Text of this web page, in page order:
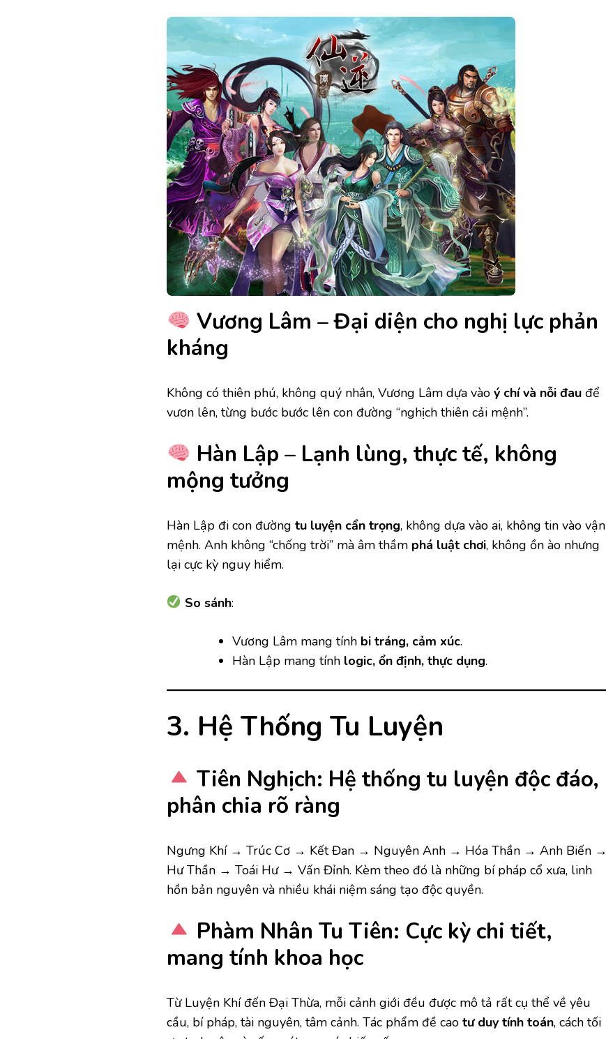
Vương Lâm – Đại diện cho nghị lực phản
kháng
Không có thiên phú, không quý nhân, Vương Lâm dựa vào ý chí và nỗi đau để
vươn lên, từng bước bước lên con đường “nghịch thiên cải mệnh”.
Hàn Lập – Lạnh lùng, thực tế, không
mộng tưởng
Hàn Lập đi con đường tu luyện cẩn trọng, không dựa vào ai, không tin vào vận
mệnh. Anh không “chống trời” mà âm thầm phá luật chơi, không ồn ào nhưng
lại cực kỳ nguy hiểm.
So sánh:
Vương Lâm mang tính bi tráng, cảm xúc.
Hàn Lập mang tính logic, ổn định, thực dụng.
3. Hệ Thống Tu Luyện
Tiên Nghịch: Hệ thống tu luyện độc đáo,
phân chia rõ ràng
Ngưng Khí → Trúc Cơ → Kết Đan → Nguyên Anh → Hóa Thần → Anh Biến →
Hư Thần → Toái Hư → Vấn Đỉnh. Kèm theo đó là những bí pháp cổ xưa, linh
hồn bản nguyên và nhiều khái niệm sáng tạo độc quyền.
Phàm Nhân Tu Tiên: Cực kỳ chi tiết,
mang tính khoa học
Từ Luyện Khí đến Đại Thừa, mỗi cảnh giới đều được mô tả rất cụ thể về yêu
cầu, bí pháp, tài nguyên, tâm cảnh. Tác phẩm đề cao tư duy tính toán, cách tối